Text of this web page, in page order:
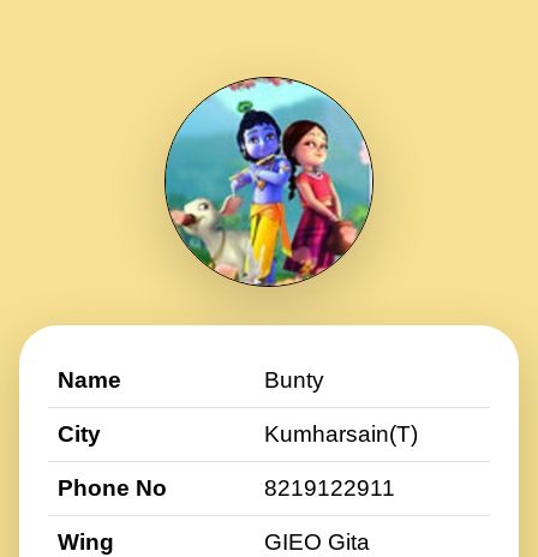
Name Bunty
City Kumharsain(T)
Phone No 8219122911
Wing GIEO Gita